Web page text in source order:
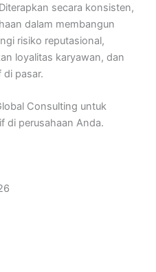
secara konsisten,
dalam membangun
risiko reputasional,
loyalitas karyawan, dan
pasar.
Consulting untuk
di perusahaan Anda.